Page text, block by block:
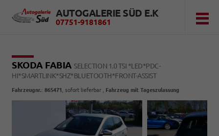
AUTOGALERIE SÜD E.K
07751-9181861
SKODA FABIA SELECTION 1.0 TSI *LED*PDC-
HI*SMARTLINK*SHZ*BLUETOOTH*FRONT-ASSIST
Fahrzeugnr.: 865471 sofort lieferbar Fahrzeug mit Tageszulassung